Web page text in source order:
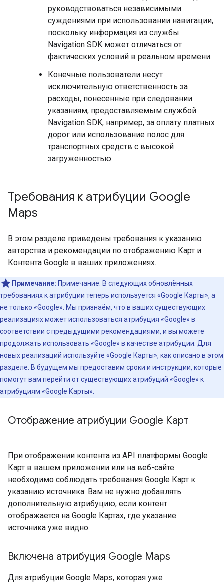
руководствоваться независимыми
суждениями при использовании навигации,
поскольку информация из службы
Navigation SDK может отличаться от
фактических условий в реальном времени.
Конечные пользователи несут
исключительную ответственность за
расходы, понесенные при следовании
указаниям, предоставляемым службой
Navigation SDK, например, за оплату платных
дорог или использование полос для
транспортных средств с высокой
загруженностью.
Требования к атрибуции Google
Maps
В этом разделе приведены требования к указанию
авторства и рекомендации по отображению Карт и
Контента Google в ваших приложениях.
Примечание: Примечание: В следующих обновлённых
требованиях к атрибуции теперь используется «Google Карты», а
не только «Google». Мы признаём, что в ваших существующих
реализациях может использоваться атрибуция «Google» в
соответствии с предыдущими рекомендациями, и вы можете
продолжать использовать «Google» в качестве атрибуции. Для
новых реализаций используйте «Google Карты», как описано в этом
разделе. В будущем мы предоставим сроки и инструкции, которые
помогут вам перейти от существующих атрибуций «Google» к
атрибуциям «Google Карты».
Отображение атрибуции Google Карт
При отображении контента из API платформы Google
Карт в вашем приложении или на веб-сайте
необходимо соблюдать требования Google Карт к
указанию источника. Вам не нужно добавлять
дополнительную атрибуцию, если контент
отображается на Google Картах, где указание
источника уже видно.
Включена атрибуция Google Maps
Для атрибуции Google Maps, которая уже